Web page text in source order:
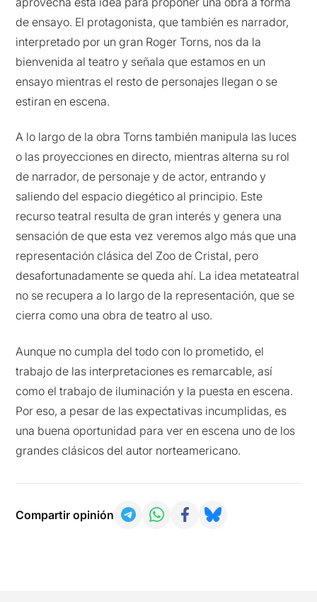
de ensayo. El protagonista, que también es narrador,
interpretado por un gran Roger Torns, nos da la
bienvenida al teatro y señala que estamos en un
ensayo mientras el resto de personajes llegan o se
estiran en escena.
A lo largo de la obra Torns también manipula las luces
o las proyecciones en directo, mientras alterna su rol
de narrador, de personaje y de actor, entrando y
saliendo del espacio diegético al principio. Este
recurso teatral resulta de gran interés y genera una
sensación de que esta vez veremos algo más que una
representación clásica del Zoo de Cristal, pero
desafortunadamente se queda ahí. La idea metateatral
no se recupera a lo largo de la representación, que se
cierra como una obra de teatro al uso.
Aunque no cumpla del todo con lo prometido, el
trabajo de las interpretaciones es remarcable, así
como el trabajo de iluminación y la puesta en escena.
Por eso, a pesar de las expectativas incumplidas, es
una buena oportunidad para ver en escena uno de los
grandes clásicos del autor norteamericano.
Compartir opinión